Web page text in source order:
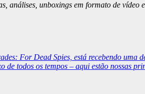
análises, unboxings em formato de vídeo
For Dead Spies, está recebendo uma
todos os tempos – aqui estão nossas